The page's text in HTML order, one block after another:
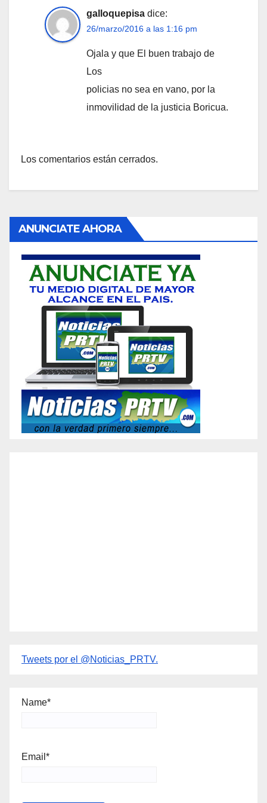
galloquepisa dice:
26/marzo/2016 a las 1:16 pm
Ojala y que El buen trabajo de
Los
policias no sea en vano, por la
inmovilidad de la justicia Boricua.
Los comentarios están cerrados.
ANUNCIATE AHORA
Tweets por el @Noticias_PRTV.
Name*
Email*